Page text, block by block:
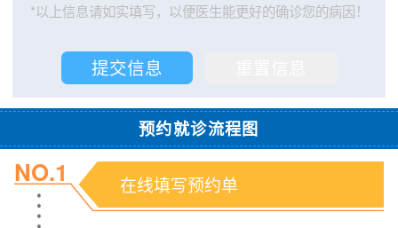
*以上信息请如实填写，以便医生能更好的确诊您的病因！
预约就诊流程图
NO.1 在线填写预约单